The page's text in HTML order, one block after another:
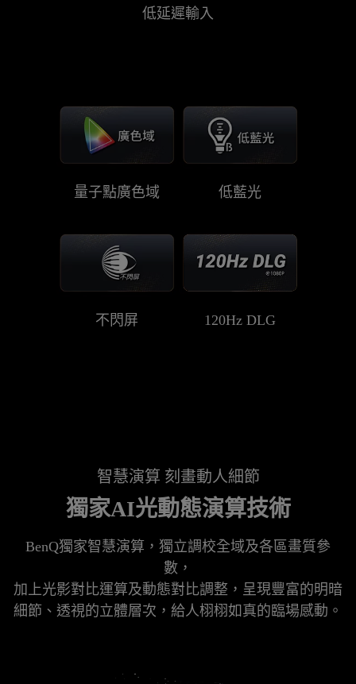
低延遲輸入
量子點廣色域 低藍光
不閃屏 120Hz DLG
智慧演算 刻畫動人細節
獨家AI光動態演算技術
BenQ獨家智慧演算，獨立調校全域及各區畫質參
數，
加上光影對比運算及動態對比調整，呈現豐富的明暗